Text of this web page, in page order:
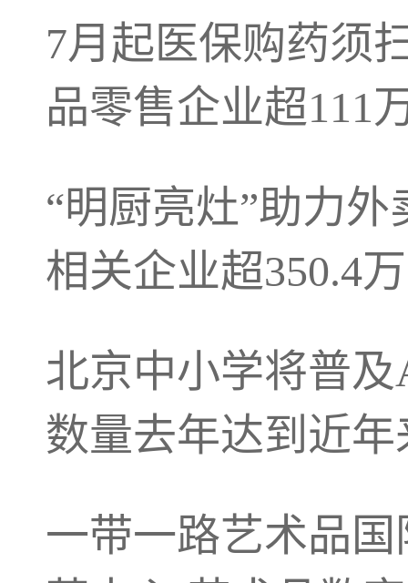
7月起医保购药须
品零售企业超111
“明厨亮灶”助力
相关企业超350.4万
北京中小学将普
数量去年达到近年
一带一路艺术品